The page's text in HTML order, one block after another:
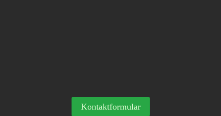
Kontaktformular